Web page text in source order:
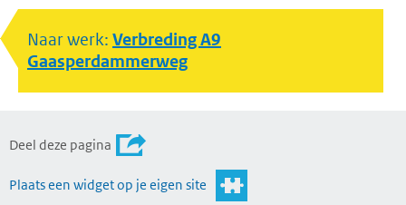
Naar werk: Verbreding A9
Gaasperdammerweg
Deel deze pagina
Plaats een widget op je eigen site